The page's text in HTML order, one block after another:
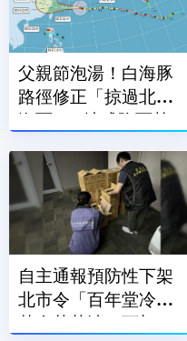
父親節泡湯！白海豚
路徑修正「掠過北部
海面」 2地成降雨熱
自主通報預防性下架
北市令「百年堂冷壓
黃金苦茶油」下架